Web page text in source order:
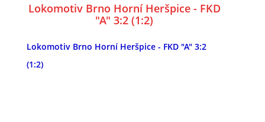
Lokomotiv Brno Horní Heršpice - FKD
"A" 3:2 (1:2)
Lokomotiv Brno Horní Heršpice - FKD "A" 3:2
(1:2)